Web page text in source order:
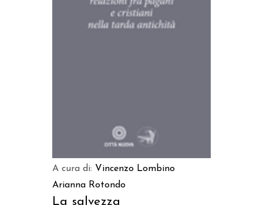
A cura di: Vincenzo Lombino
Arianna Rotondo
La salvezza